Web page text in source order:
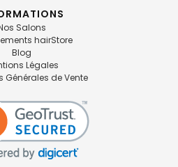
Salons
hairStore
Blog
Légales
Générales de Vente